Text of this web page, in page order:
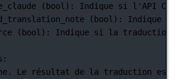
(bool): Indique si l'API
(bool): Indique si
(bool): Indique si la traduction
Le résultat de la traduction est